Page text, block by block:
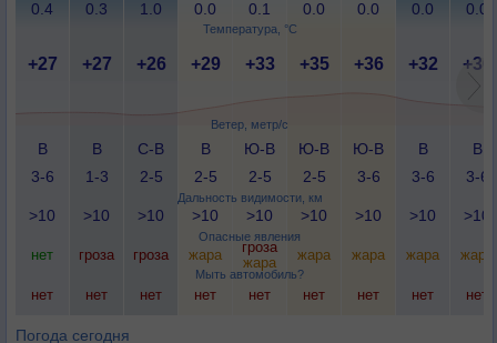
Температура, °C
Ветер, метр/с
Дальность видимости, км
Опасные явления
Мыть автомобиль?
0.4 0.3 1.0 0.0 0.1 0.0 0.0 0.0 0.0
+27 +27 +26 +29 +33 +35 +36 +32 +30
В
3-6
В
1-3
С-В
2-5
В
2-5
Ю-В
2-5
Ю-В
2-5
Ю-В
3-6
В
3-6
В
3-6
>10 >10 >10 >10 >10 >10 >10 >10 >10
нет гроза гроза жара
гроза
жара
жара жара жара жара
нет нет нет нет нет нет нет нет нет
Погода сегодня